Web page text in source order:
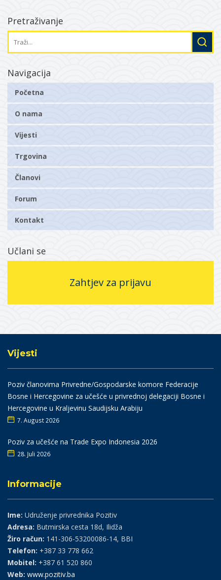
Pretraživanje
Navigacija
Početna
O nama
Vijesti
Trgovina
Članovi
Forum
Kontakt
Učlani se
Zahtjev za prijavu
Vijesti
Poziv članovima Privredne/Gospodarske komore Federacije
Bosne i Hercegovine za učešće u privrednoj delegaciji Bosne i
Hercegovine u Kraljevinu Saudijsku Arabiju
7. August 2026
Poziv za učešće na Trade Expo Indonesia 2026
28. Juli 2026
Informacije
Ime: Udruženje privrednika Pozitiv
Adresa: Butmirska cesta 18d, Ilidža
Žiro račun: 141-306-53200086-14, BBI
Telefon: +387 33 778 662
Mobitel: +387 61 520 860
Web: www.pozitiv.ba